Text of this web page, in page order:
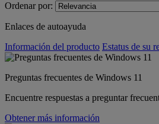
Ordenar por:
Enlaces de autoayuda
Información del producto Estatus de su
Preguntas frecuentes de Windows 11
Encuentre respuestas a preguntar
Obtener más información